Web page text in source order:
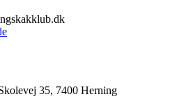
35, 7400 Herning